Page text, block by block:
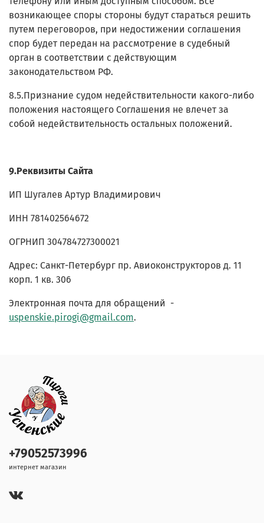
возникающее споры стороны будут стараться решить
путем переговоров, при недостижении соглашения
спор будет передан на рассмотрение в судебный
орган в соответствии с действующим
законодательством РФ.
8.5.Признание судом недействительности какого-либо
положения настоящего Соглашения не влечет за
собой недействительность остальных положений.
9.Реквизиты Сайта
ИП Шугалев Артур Владимирович
ИНН 781402564672
ОГРНИП 304784727300021
Адрес: Санкт-Петербург пр. Авиоконструкторов д. 11
корп. 1 кв. 306
Электронная почта для обращений -
uspenskie.pirogi@gmail.com.
+79052573996
интернет магазин